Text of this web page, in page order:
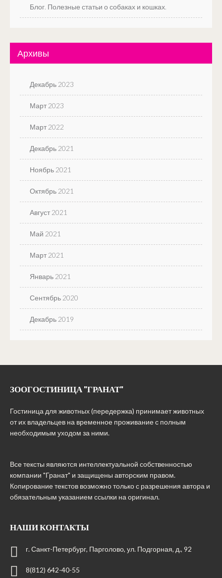
Блог. Полезные статьи о собаках и кошках.
Архивы
Декабрь 2023
Март 2023
Март 2022
Декабрь 2021
Ноябрь 2021
Октябрь 2021
Август 2021
Май 2021
Март 2021
Январь 2021
Сентябрь 2020
Декабрь 2019
ЗООГОСТИНИЦА "ГРАНАТ"
Гостиница для животных (передержка) принимает животных
от их владельцев на временное проживание с полным
необходимым уходом за ними.
Все тексты являются интеллектуальной собственностью
компании "Гранат" и защищены авторским правом.
Копирование текстов возможно только с разрешения автора и
обязательным указанием ссылки на оригинал.
НАШИ КОНТАКТЫ
г. Санкт-Петербург, Парголово, ул. Подгорная, д., 92
8(812) 642-40-55